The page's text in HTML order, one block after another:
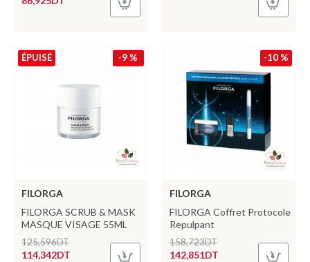
-9 %
ÉPUISÉ
FILORGA
FILORGA SCRUB & MASK
MASQUE VISAGE 55ML
114,342DT
125,596DT
-10 %
FILORGA
FILORGA Coffret Protocole
Repulpant
142,851DT
158,723DT